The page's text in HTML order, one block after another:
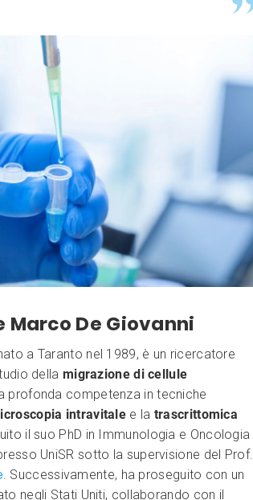
De Giovanni
a Taranto nel 1989, è un ricercatore
della migrazione di cellule
profonda competenza in tecniche
intravitale e la trascrittomica
il suo PhD in Immunologia e Oncologia
UniSR sotto la supervisione del Prof.
. Successivamente, ha proseguito con un
negli Stati Uniti, collaborando con il